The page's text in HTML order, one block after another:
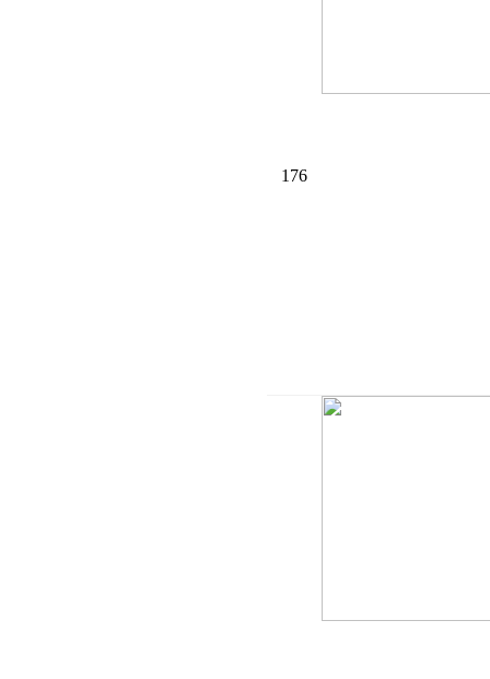
176